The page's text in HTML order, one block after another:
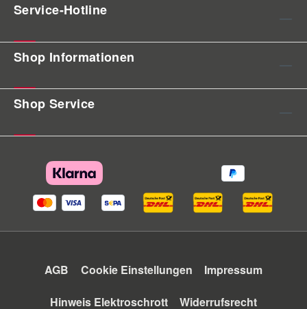
Service-Hotline
Shop Informationen
Shop Service
AGB Cookie Einstellungen Impressum
Hinweis Elektroschrott Widerrufsrecht